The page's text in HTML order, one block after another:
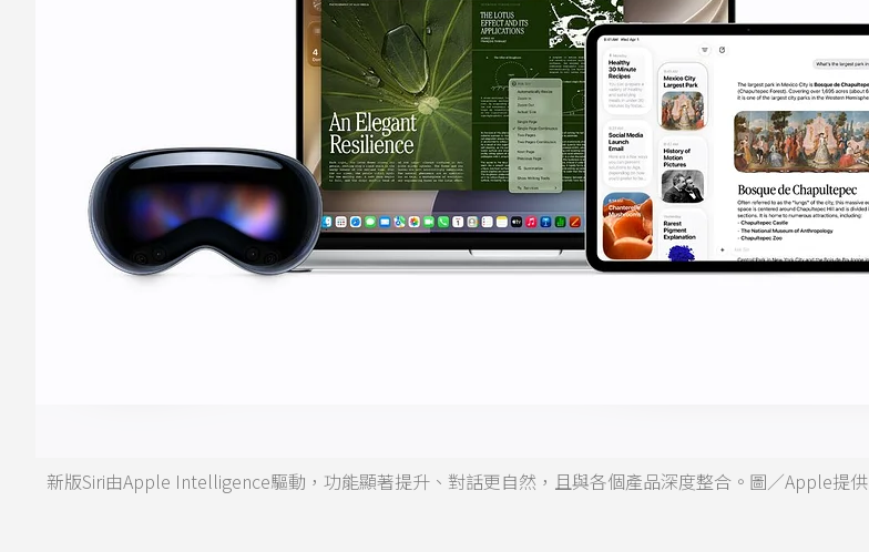
新版Siri由Apple Intelligence驅動，功能顯著提升、對話更自然，且與各個產品深度整合。圖／Apple提供